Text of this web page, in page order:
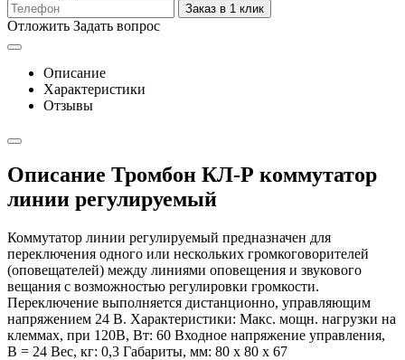
Заказ в 1 клик
Отложить Задать вопрос
Описание
Характеристики
Отзывы
Описание Тромбон КЛ-Р коммутатор
линии регулируемый
Коммутатор линии регулируемый предназначен для
переключения одного или нескольких громкоговорителей
(оповещателей) между линиями оповещения и звукового
вещания с возможностью регулировки громкости.
Переключение выполняется дистанционно, управляющим
напряжением 24 В. Характеристики: Макс. мощн. нагрузки на
клеммах, при 120В, Вт: 60 Входное напряжение управления,
В = 24 Вес, кг: 0,3 Габариты, мм: 80 x 80 x 67